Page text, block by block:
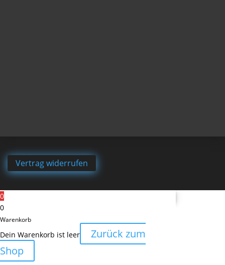
Vertrag widerrufen
0
0
Warenkorb
Dein Warenkorb ist leer
Zurück zum
Shop